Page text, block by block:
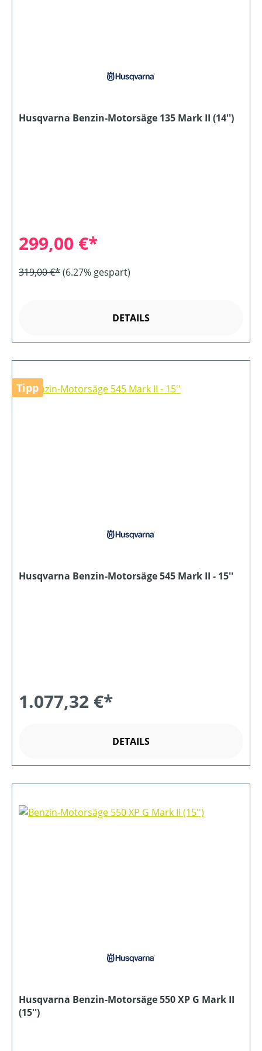
Husqvarna Benzin-Motorsäge 135 Mark II (14'')
299,00 €*
319,00 €*(6.27% gespart)
DETAILS
Tipp
Husqvarna Benzin-Motorsäge 545 Mark II - 15''
1.077,32 €*
DETAILS
Husqvarna Benzin-Motorsäge 550 XP G Mark II
(15'')